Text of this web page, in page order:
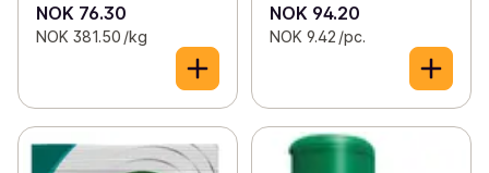
NOK 76.30
NOK 381.50 /kg
NOK 94.20
NOK 9.42 /pc.